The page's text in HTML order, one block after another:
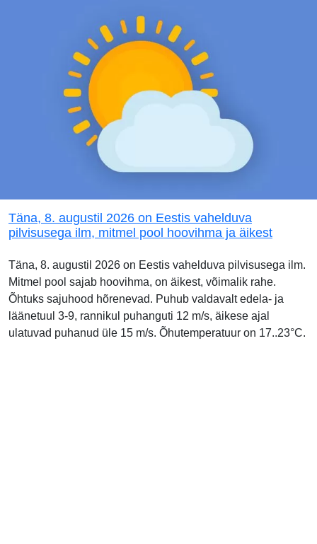
Täna, 8. augustil 2026 on Eestis vahelduva
pilvisusega ilm, mitmel pool hoovihma ja äikest
Täna, 8. augustil 2026 on Eestis vahelduva pilvisusega ilm.
Mitmel pool sajab hoovihma, on äikest, võimalik rahe.
Õhtuks sajuhood hõrenevad. Puhub valdavalt edela- ja
läänetuul 3-9, rannikul puhanguti 12 m/s, äikese ajal
ulatuvad puhanud üle 15 m/s. Õhutemperatuur on 17..23°C.